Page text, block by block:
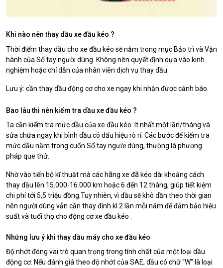
Khi nào nên thay dầu xe đầu kéo ?
Thời điểm thay dầu cho xe đầu kéo sẽ nằm trong mục Bảo trì và Vận
hành của Sổ tay người dùng. Không nên quyết định dựa vào kinh
nghiệm hoặc chỉ dẫn của nhân viên dịch vụ thay dầu.
Lưu ý: cần thaydầu động cơcho xe ngay khi nhận được cảnh báo.
Bao lâu thì nên kiểm tra dầu xe đầu kéo ?
Ta cần kiểm tra mức dầu của xe đầu kéo ít nhất một lần/tháng và
sửa chữa ngay khi bình dầu có dấu hiệu rò rỉ. Các bước để kiểm tra
mức dầu nằm trong cuốn Sổ tay người dùng, thường là phương
pháp que thử.
Nhờ vào tiến bộ kĩ thuật mà các hãng xe đã kéo dài khoảng cách
thay dầu lên 15.000-16.000 km hoặc 6 đến 12 tháng, giúp tiết kiệm
chi phí tới 5,5 triệu đồng.Tuy nhiên, vì dầu sẽ khô dần theo thời gian
nên người dùng vẫn cần thay định kì 2 lần mỗi năm để đảm bảo hiệu
suất và tuổi thọ cho động cơ xe đầu kéo .
Những lưu ý khi thay dầu máy cho xe đầu kéo
Độ nhớt đóng vai trò quan trọng trong tính chất của một loại dầu
động cơ. Nếu đánh giá theo độ nhớt của SAE, dầu có chữ “W” là loại